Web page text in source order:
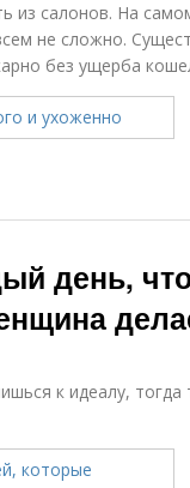
из салонов. На
не сложно.
без ущерба
день,
к идеалу, тогда